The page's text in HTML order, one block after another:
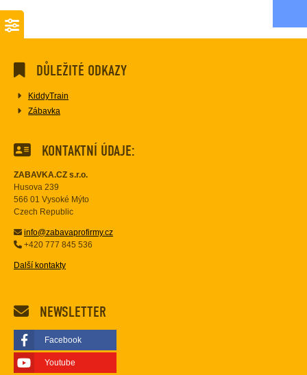
DŮLEŽITÉ ODKAZY
KiddyTrain
Zábavka
KONTAKTNÍ ÚDAJE:
ZABAVKA.CZ s.r.o.
Husova 239
566 01 Vysoké Mýto
Czech Republic
info@zabavaprofirmy.cz
+420 777 845 536
Další kontakty
NEWSLETTER
Facebook
Youtube